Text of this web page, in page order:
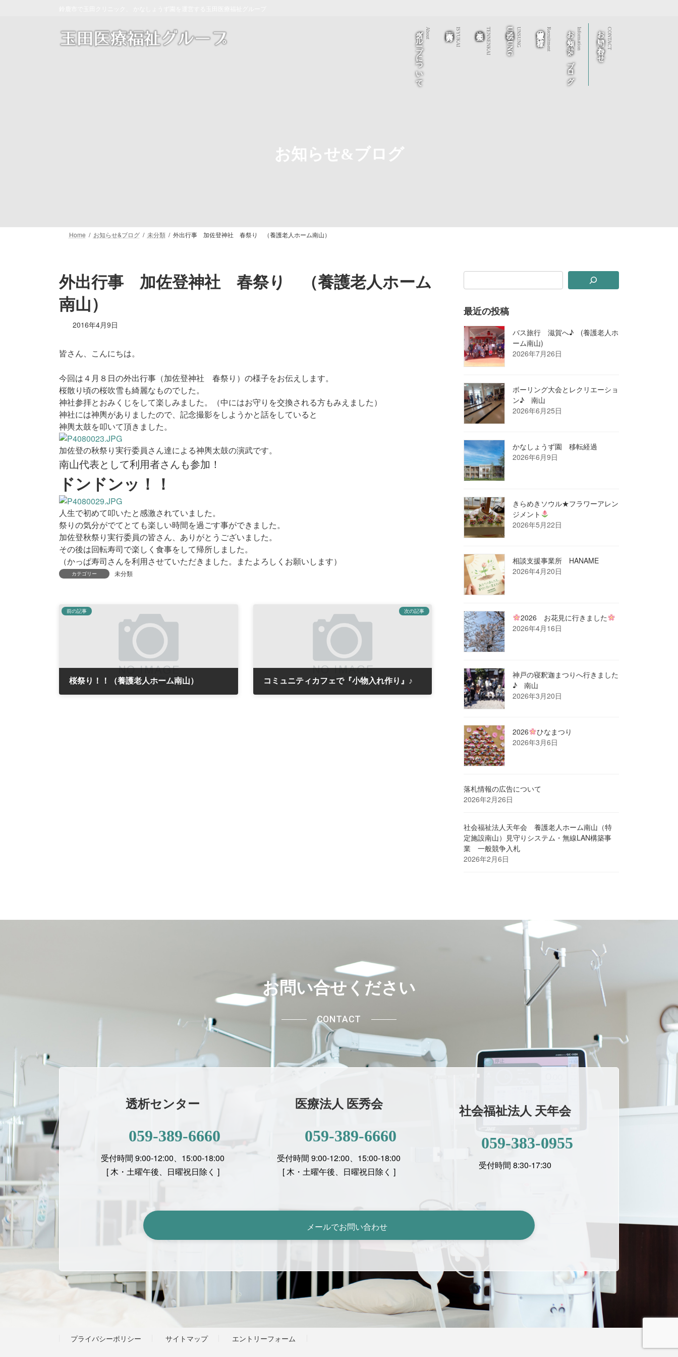
当グループについて About ISYUKAI TENNENKAI 株式会社UNSUNGUNSUNG 求職者の皆様へ Recruitment お知らせ&ブログInformation お問い合わせCONTACT
お知らせ&ブログ
Home お知らせ&ブログ 未分類 外出行事 加佐登神社 春祭り （養護老人ホーム南山）
外出行事 加佐登神社 春祭り （養護老人ホーム
南山）
2016年4月9日
皆さん、こんにちは。
今回は４月８日の外出行事（加佐登神社 春祭り）の様子をお伝えします。
桜散り頃の桜吹雪も綺麗なものでした。
神社参拝とおみくじをして楽しみました。（中にはお守りを交換される方もみえました）
神社には神輿がありましたので、記念撮影をしようかと話をしていると
神輿太鼓を叩いて頂きました。
加佐登の秋祭り実行委員さん達による神輿太鼓の演武です。
南山代表として利用者さんも参加！
ドンドンッ！！
人生で初めて叩いたと感激されていました。
祭りの気分がでてとても楽しい時間を過ごす事ができました。
加佐登秋祭り実行委員の皆さん、ありがとうございました。
その後は回転寿司で楽しく食事をして帰所しました。
（かっぱ寿司さんを利用させていただきました。またよろしくお願いします）
カテゴリー 未分類
前の記事
桜祭り！！（養護老人ホーム南山）
次の記事
コミュニティカフェで『小物入れ作り』♪
最近の投稿
バス旅行 滋賀へ♪ (養護老人ホ
ーム南山)
2026年7月26日
ボーリング大会とレクリエーショ
ン♪ 南山
2026年6月25日
かなしょうず園 移転経過
2026年6月9日
きらめきソウル★フラワーアレン
ジメント
2026年5月22日
相談支援事業所 HANAME
2026年4月20日
2026 お花見に行きました
2026年4月16日
神戸の寝釈迦まつりへ行きました
♪ 南山
2026年3月20日
2026
ひなまつり
2026年3月6日
落札情報の広告について
2026年2月26日
社会福祉法人天年会 養護老人ホーム南山（特
定施設南山）見守りシステム・無線LAN構築事
業 一般競争入札
2026年2月6日
お問い合せください
CONTACT
透析センター
059-389-6660
受付時間 9:00-12:00、15:00-18:00
[ 木・土曜午後、日曜祝日除く ]
医療法人 医秀会
059-389-6660
受付時間 9:00-12:00、15:00-18:00
[木・土曜午後、日曜祝日除く ]
社会福祉法人 天年会
059-383-0955
受付時間 8:30-17:30
メールでお問い合わせ
プライバシーポリシー サイトマップ エントリーフォーム